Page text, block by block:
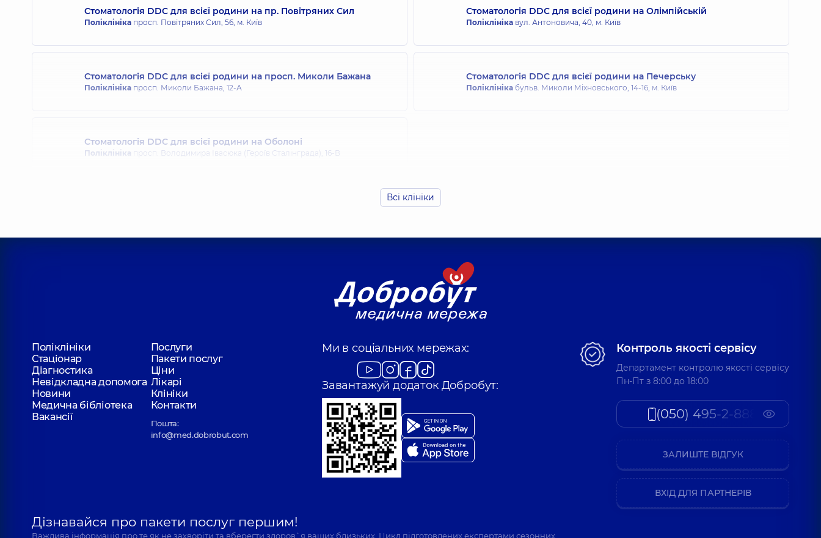
Мельник Інна Вікторівна
Стоматолог-ортодонт, 8 років досвіду
Стоматологія DDC для всієї родини на пр. Повітряних Сил
Поліклініка просп. Повітряних Сил, 56, м. Київ
Стоматологія DDC для всієї родини на Олімпійській
Поліклініка вул. Антоновича, 40, м. Київ
Стоматологія DDC для всієї родини на просп. Миколи Бажана
Поліклініка просп. Миколи Бажана, 12-А
Стоматологія DDC для всієї родини на Печерську
Поліклініка бульв. Миколи Міхновського, 14-16, м. Київ
Стоматологія DDC для всієї родини на Оболоні
Поліклініка просп. Володимира Івасюка (Героїв Сталінграда), 16-В
Всі клініки
Поліклініки
Послуги
Стаціонар
Пакети послуг
Діагностика
Ціни
Невідкладна допомога Лікарі
Новини
Клініки
Медична бібліотека
Контакти
Вакансії
Пошта:
info@med.dobrobut.com
Ми в соціальних мережах:
Завантажуй додаток Добробут:
Дізнавайся про пакети послуг першим!
Важлива інформація про те як не захворіти та вберегти здоров`я ваших близьких. Цикл підготовлених експертами сезонних
Контроль якості сервісу
Департамент контролю якості сервісу
Пн-Пт з 8:00 до 18:00
(050) 495-2-888
ЗАЛИШТЕ ВІДГУК
ВХІД ДЛЯ ПАРТНЕРІВ